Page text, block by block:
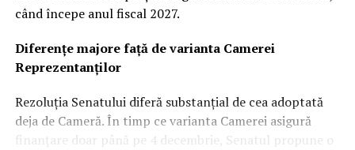
arhitectură inovatoare pentru Neutron
Dintre contractorii anunțați, Rocket Lab se detașează cu
o cotă de 397 de milioane de dolari. Compania cu sediul
„Flatellites” – un design revoluționar de sateliți plați,
optimizați pentru comunicare de mare bandă și latență
scăzută.
când începe anul fiscal 2027.
Diferențe majore față de varianta Camerei
Reprezentanților
Rezoluția Senatului diferă substanțial de cea adoptată
deja de Cameră. În timp ce varianta Camerei asigură
finanțare doar până pe 4 decembrie, Senatul propune o